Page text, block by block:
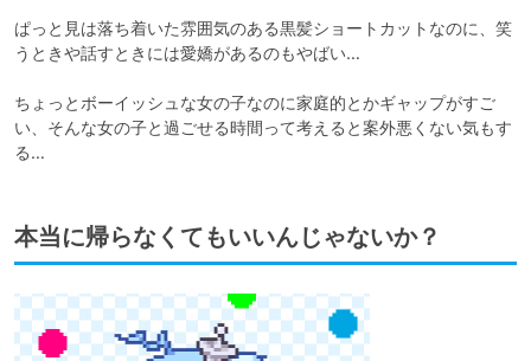
ぱっと見は落ち着いた雰囲気のある黒髪ショートカットなのに、笑
うときや話すときには愛嬌があるのもやばい…
ちょっとボーイッシュな女の子なのに家庭的とかギャップがすご
い、そんな女の子と過ごせる時間って考えると案外悪くない気もす
本当に帰らなくてもいいんじゃないか？